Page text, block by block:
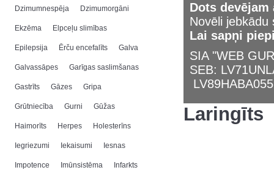
Dzimumnespēja Dzimumorgāni
Ekzēma Elpceļu slimības
Epilepsija Ērču encefalīts Galva
Galvassāpes Garīgas saslimšanas
Gastrīts Gāzes Gripa
Grūtniecība Gurni Gūžas
Haimorīts Herpes Holesterīns
Iegriezumi Iekaisumi Iesnas
Impotence Imūnsistēma Infarkts
Dots
Novēli
Lai sapņi
SIA "WEB
SEB:
Laringīts